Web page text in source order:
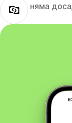
няма